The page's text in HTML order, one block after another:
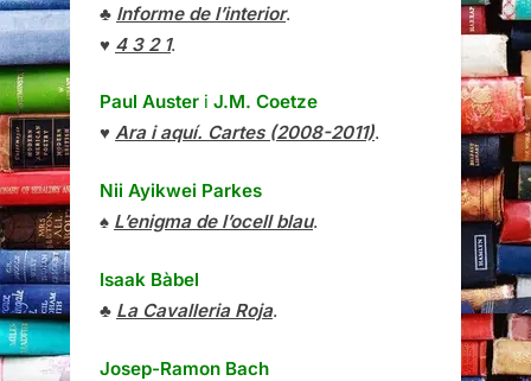
♣ Informe de l’interior.
♥ 4 3 2 1.
Paul Auster i J.M. Coetze
♥ Ara i aquí. Cartes (2008-2011).
Nii Ayikwei Parkes
♠ L’enigma de l’ocell blau.
Isaak Bàbel
♣ La Cavalleria Roja.
Josep-Ramon Bach